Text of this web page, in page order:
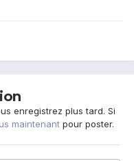
enregistrez plus tard. Si
maintenant pour poster.